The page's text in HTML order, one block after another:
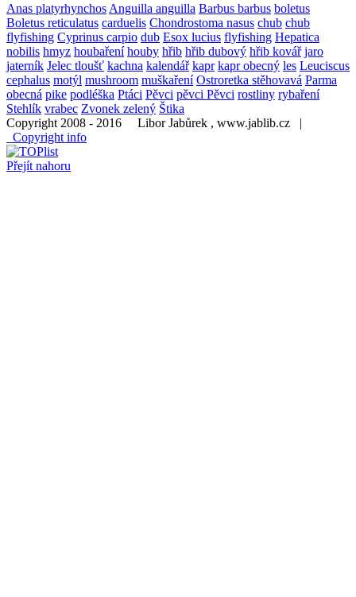
Anas platyrhynchos Anguilla anguilla Barbus barbus boletus
Boletus reticulatus carduelis Chondrostoma nasus chub chub
flyfishing Cyprinus carpio dub Esox lucius flyfishing Hepatica
nobilis hmyz houbaření houby hřib hřib dubový hřib kovář jaro
jaterník Jelec tloušť kachna kalendář kapr kapr obecný les Leuciscus
cephalus motýl mushroom muškaření Ostroretka stěhovavá Parma
obecná pike podléška Ptáci Pěvci pěvci Pěvci rostliny rybaření
Stehlík vrabec Zvonek zelený Štika
Copyright 2008 - 2016 Libor Jabůrek , www.jablib.cz |
Copyright info
Přejít nahoru